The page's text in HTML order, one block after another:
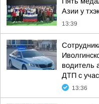
Азии у
13:39
водитель
ДТП с
13:36